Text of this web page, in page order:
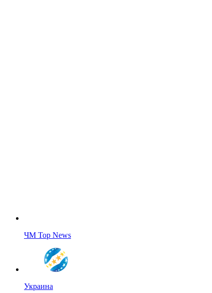
ЧМ Top News
Украина